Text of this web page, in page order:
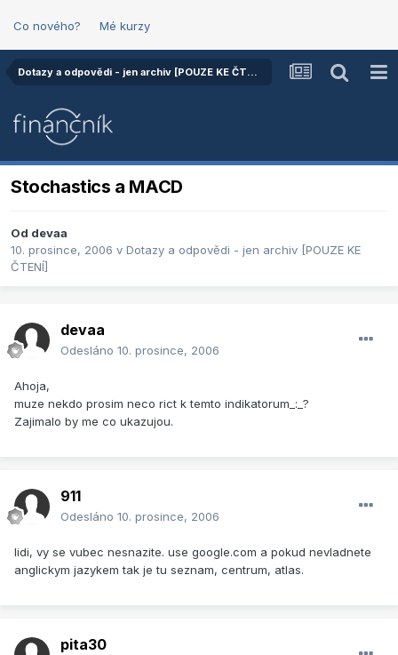
Co nového? Mé kurzy
Dotazy a odpovědi - jen archiv [POUZE KE ČTENÍ]
Stochastics a MACD
Od devaa
10. prosince, 2006 v Dotazy a odpovědi - jen archiv [POUZE KE
ČTENÍ]
devaa
Odesláno 10. prosince, 2006
Ahoja,
muze nekdo prosim neco rict k temto indikatorum_:_?
Zajimalo by me co ukazujou.
911
Odesláno 10. prosince, 2006
lidi, vy se vubec nesnazite. use google.com a pokud nevladnete
anglickym jazykem tak je tu seznam, centrum, atlas.
pita30